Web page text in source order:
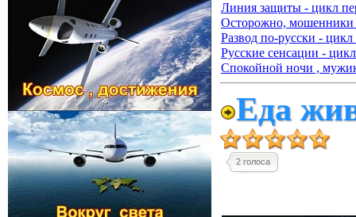
Линия защиты - цикл
Осторожно, мошенники
Развод по-русски - цикл
Русские сенсации -
Спокойной ночи ,
Еда
2 голоса